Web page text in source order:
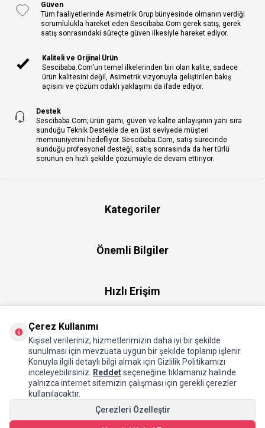
Güven
Tüm faaliyetlerinde Asimetrik Grup bünyesinde olmanın verdiği
sorumlulukla hareket eden Sescibaba.Com gerek satış, gerek
satış sonrasındaki süreçte güven ilkesiyle hareket ediyor.
Kaliteli ve Orijinal Ürün
Sescibaba.Com’un temel ilkelerinden biri olan kalite, sadece
ürün kalitesini değil, Asimetrik vizyonuyla geliştirilen bakış
açısını ve çözüm odaklı yaklaşımı da ifade ediyor.
Destek
Sescibaba.Com; ürün gamı, güven ve kalite anlayışının yanı sıra
sunduğu Teknik Destekle de en üst seviyede müşteri
memnuniyetini hedefliyor. Sescibaba.Com, satış sürecinde
sunduğu profesyonel desteği, satış sonrasında da her türlü
sorunun en hızlı şekilde çözümüyle de devam ettiriyor.
Kategoriler
Önemli Bilgiler
Hızlı Erişim
Hakkımızda
Çerez Kullanımı
Kişisel verileriniz, hizmetlerimizin daha iyi bir şekilde
sunulması için mevzuata uygun bir şekilde toplanıp işlenir.
Konuyla ilgili detaylı bilgi almak için Gizlilik Politikamızı
inceleyebilirsiniz.
Reddetseçeneğine tıklamanız halinde
yalnızca internet sitemizin çalışması için gerekli çerezler
kullanılacaktır.
Çerezleri Özelleştir